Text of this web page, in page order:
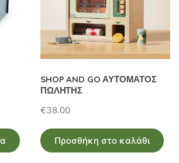
SHOP AND GO ΑΥΤΟΜΑΤΟΣ
ΠΩΛΗΤΗΣ
€38.00
Προσθήκη στο καλάθι